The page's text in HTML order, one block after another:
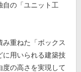
自の「ユニット工
重ねた「ボックス
に用いられる建築技
の高さを実現して